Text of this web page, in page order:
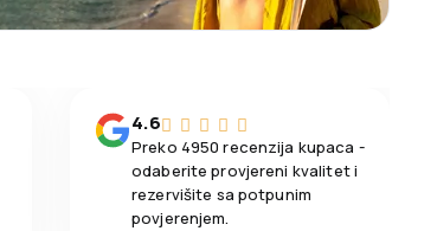
4.6
Preko 4950 recenzija kupaca -
odaberite provjereni kvalitet i
rezervišite sa potpunim
povjerenjem.